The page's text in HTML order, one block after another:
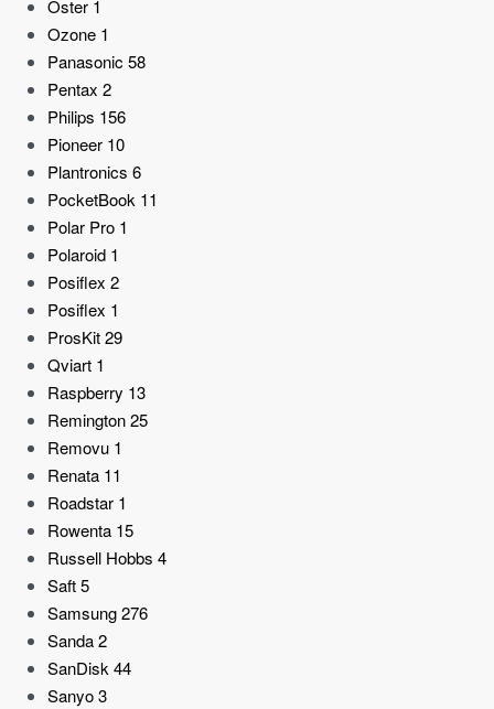
Oster 1
Ozone 1
Panasonic 58
Pentax 2
Philips 156
Pioneer 10
Plantronics 6
PocketBook 11
Polar Pro 1
Polaroid 1
Posiflex 2
Posiflex 1
ProsKit29
Qviart 1
Raspberry 13
Remington25
Removu 1
Renata 11
Roadstar 1
Rowenta 15
Russell Hobbs 4
Saft5
Samsung276
Sanda2
SanDisk44
Sanyo3